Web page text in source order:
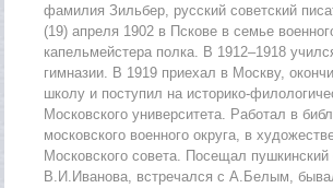
фамилия Зильбер, русский советский
(19) апреля 1902 в Пскове в семье
капельмейстера полка. В 1912–1918
гимназии. В 1919 приехал в Москву,
школу и поступил на историко-
Московского университета. Работал в
московского военного округа, в
Московского совета. Посещал
В.И.Иванова, встречался с А.Белым,